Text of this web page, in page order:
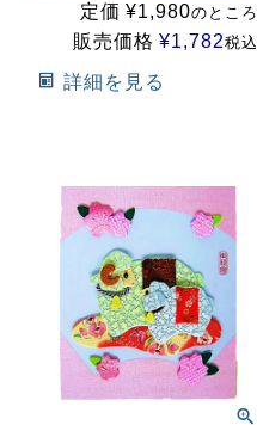
定価 ¥1,980のところ
販売価格 ¥1,782税込
詳細を見る